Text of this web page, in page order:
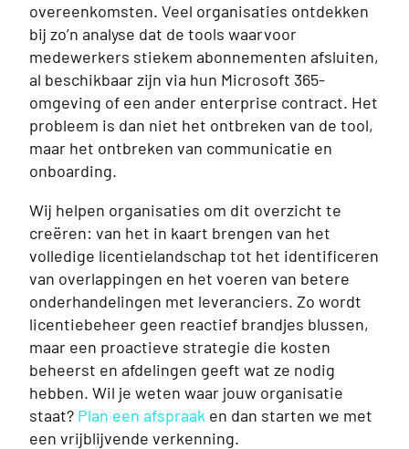
overeenkomsten. Veel organisaties ontdekken
bij zo’n analyse dat de tools waarvoor
medewerkers stiekem abonnementen afsluiten,
al beschikbaar zijn via hun Microsoft 365-
omgeving of een ander enterprise contract. Het
probleem is dan niet het ontbreken van de tool,
maar het ontbreken van communicatie en
onboarding.
Wij helpen organisaties om dit overzicht te
creëren: van het in kaart brengen van het
volledige licentielandschap tot het identificeren
van overlappingen en het voeren van betere
onderhandelingen met leveranciers. Zo wordt
licentiebeheer geen reactief brandjes blussen,
maar een proactieve strategie die kosten
beheerst en afdelingen geeft wat ze nodig
hebben. Wil je weten waar jouw organisatie
staat? Plan een afspraak en dan starten we met
een vrijblijvende verkenning.